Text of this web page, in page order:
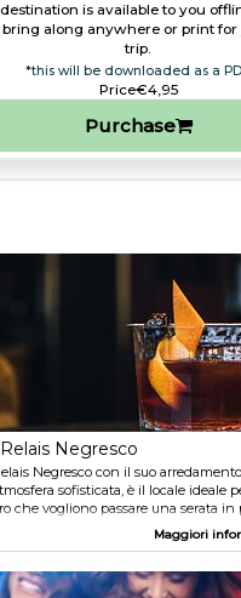
destination is available to you
bring along anywhere or print for
trip.​
*this will be downloaded as a
Price€4,95
Purchase
Negresco
Negresco con il suo
sofisticata, è il locale ideale
che vogliono passare una serata in
tra lusso ed ostentazione. Potrete
godervi un buon sigaro nel
Maggiori